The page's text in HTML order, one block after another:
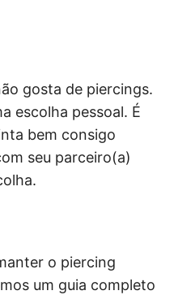
gosta de piercings.
escolha pessoal. É
bem consigo
seu parceiro(a)
o piercing
um guia completo